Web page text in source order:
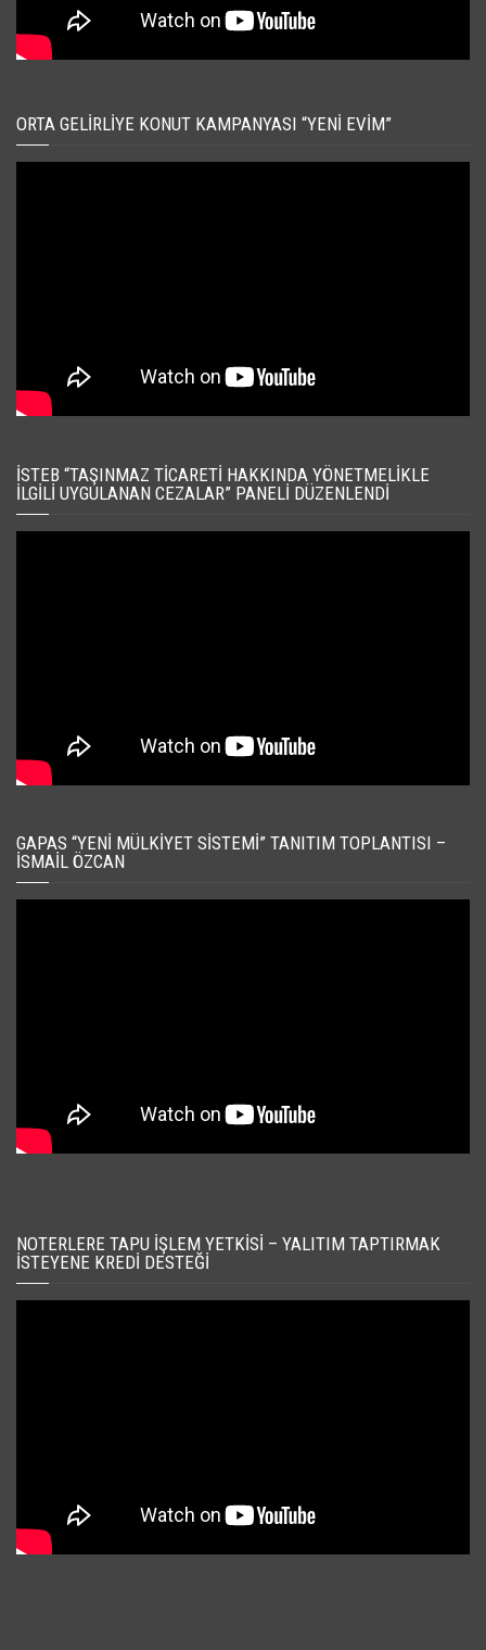
ORTA GELIRLIYE KONUT KAMPANYASI “YENI EVIM”
İSTEB “TAŞINMAZ TICARETI HAKKINDA YÖNETMELIKLE
İLGILI UYGULANAN CEZALAR” PANELI DÜZENLENDI
GAPAS “YENI MÜLKIYET SISTEMI” TANITIM TOPLANTISI –
İSMAIL ÖZCAN
NOTERLERE TAPU İŞLEM YETKISI – YALITIM TAPTIRMAK
İSTEYENE KREDI DESTEĞI